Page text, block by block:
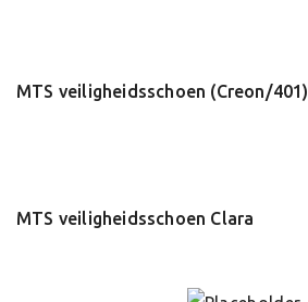
MTS veiligheidsschoen (Creon/401)
MTS veiligheidsschoen Clara